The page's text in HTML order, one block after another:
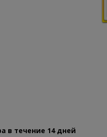
в течение 14 дней